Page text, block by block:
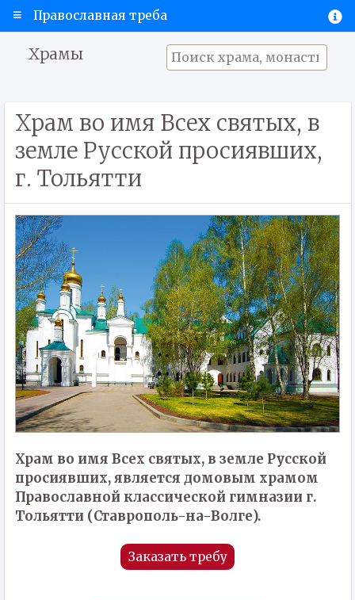
Православная треба
Храмы
Храм во имя Всех святых, в
земле Русской просиявших,
г. Тольятти
Храм во имя Всех святых, в земле Русской
просиявших, является домовым храмом
Православной классической гимназии г.
Тольятти (Ставрополь-на-Волге).
Заказать требу